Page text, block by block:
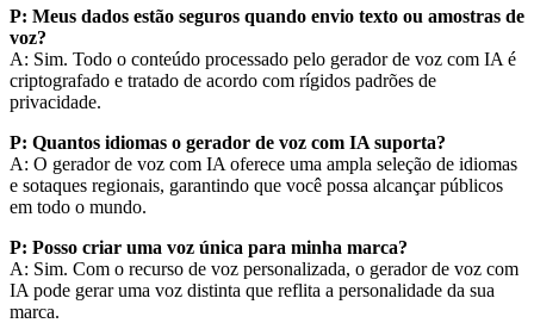
P: Meus dados estão seguros quando envio texto ou amostras de
voz?
A: Sim. Todo o conteúdo processado pelo gerador de voz com IA é
criptografado e tratado de acordo com rígidos padrões de
privacidade.
P: Quantos idiomas o gerador de voz com IA suporta?
A: O gerador de voz com IA oferece uma ampla seleção de idiomas
e sotaques regionais, garantindo que você possa alcançar públicos
em todo o mundo.
P: Posso criar uma voz única para minha marca?
A: Sim. Com o recurso de voz personalizada, o gerador de voz com
IA pode gerar uma voz distinta que reflita a personalidade da sua
marca.